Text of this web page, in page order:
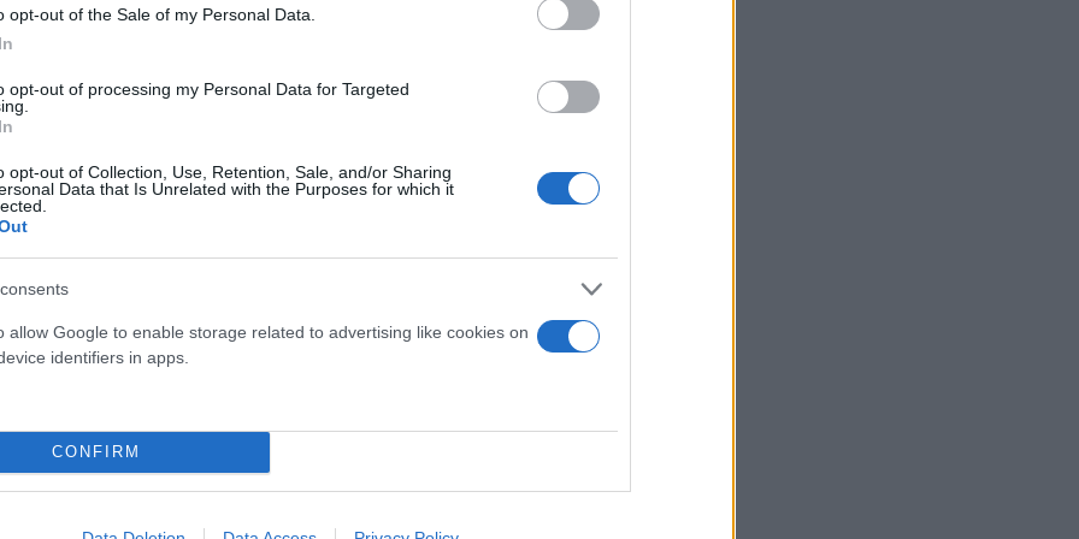
opt-out of the Sale of my Personal Data.
opt-out of processing my Personal Data for Targeted
opt-out of Collection, Use, Retention, Sale, and/or Sharing
Data that Is Unrelated with the Purposes for which it
allow Google to enable storage related to advertising like cookies on
identifiers in apps.
CONFIRM
απλής συνέργειας στις παραπάνω υπό α’ και β’ πράξεις
του Λιμενικού Σώματος, ο επόπτης του Ενιαίου Κέντρου
αξιωματικοί ΑΑΝ (Αξιωματικοί Ασφάλειας Ναυσιπλοΐας) της
προσώπων με νομική υποχρέωση διάσωσης αυτών και
θάνατο τουλάχιστον 82 ατόμων (άρθρ. 306 παρ. 1, 2 στ. β ΠΚ).